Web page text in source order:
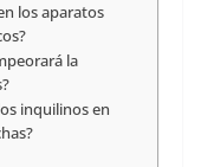
los aparatos
la
inquilinos en